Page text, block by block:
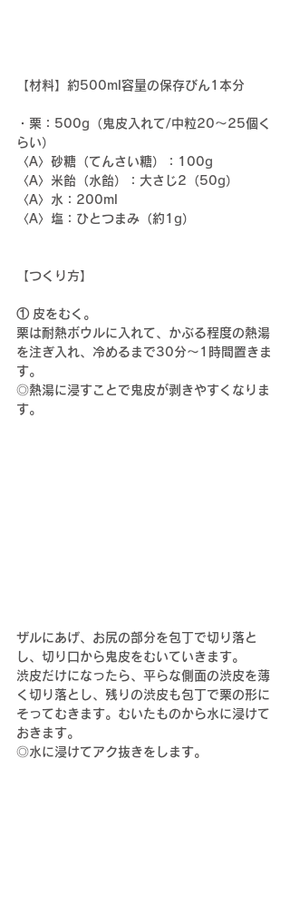
【材料】 約500ml容量の保存びん1本分
・栗：500g（鬼皮入れて/中粒20〜25個く
らい）
〈A〉砂糖（てんさい糖）：100g
〈A〉米飴（水飴）：大さじ2（50g）
〈A〉水：200ml
〈A〉塩：ひとつまみ（約1g）
【つくり方】
① 皮をむく。
栗は耐熱ボウルに入れて、かぶる程度の熱湯
を注ぎ入れ、冷めるまで30分〜1時間置きま
す。
◎熱湯に浸すことで鬼皮が剥きやすくなりま
す。
ザルにあげ、お尻の部分を包丁で切り落と
し、切り口から鬼皮をむいていきます。
渋皮だけになったら、平らな側面の渋皮を薄
く切り落とし、残りの渋皮も包丁で栗の形に
そってむきます。むいたものから水に浸けて
おきます。
◎水に浸けてアク抜きをします。